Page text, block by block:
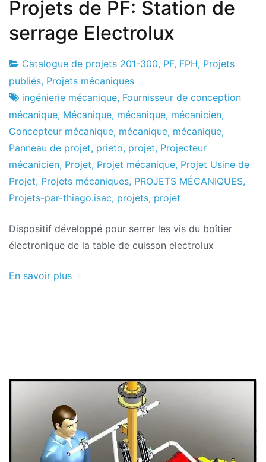
Projets de PF: Station de
serrage Electrolux
Usine
de
projets
2
de
janvier
de
2017
Catalogue de projets 201-300, PF, FPH, Projets
publiés, Projets mécaniques
ingénierie mécanique, Fournisseur de conception
mécanique, Mécanique, mécanique, mécanicien,
Concepteur mécanique, mécanique, mécanique,
Panneau de projet, prieto, projet, Projecteur
mécanicien, Projet, Projet mécanique, Projet Usine de
Projet, Projets mécaniques, PROJETS MÉCANIQUES,
Projets-par-thiago.isac, projets, projet
Dispositif développé pour serrer les vis du boîtier
électronique de la table de cuisson electrolux
En savoir plus